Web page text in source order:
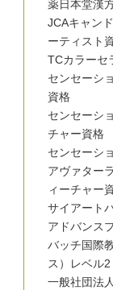
薬日本堂漢
JCAキャン
ーティスト
TCカラーセ
センセーシ
資格
センセーシ
チャー資格
センセーシ
アヴァター
ィーチャー
サイアート
アドバンス
バッチ国際
ス）レベル2
一般社団法